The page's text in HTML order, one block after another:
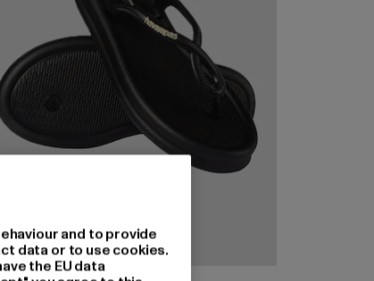
and to provide
data or to use cookies.
the EU data